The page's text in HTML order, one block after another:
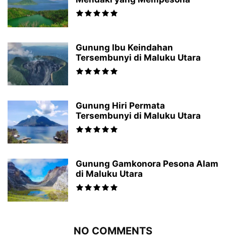
Gunung Ibu Keindahan
Tersembunyi di Maluku Utara
Gunung Hiri Permata
Tersembunyi di Maluku Utara
Gunung Gamkonora Pesona Alam
di Maluku Utara
NO COMMENTS